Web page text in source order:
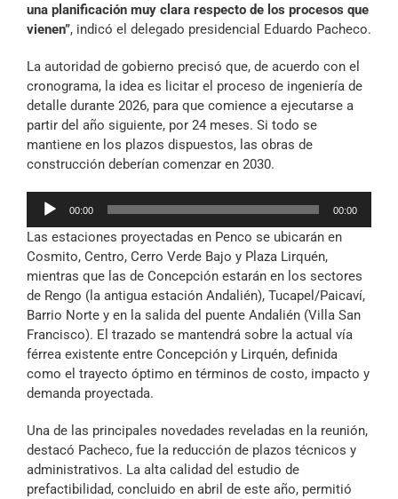
una planificación muy clara respecto de los procesos que
vienen”, indicó el delegado presidencial Eduardo Pacheco.
La autoridad de gobierno precisó que, de acuerdo con el
cronograma, la idea es licitar el proceso de ingeniería de
detalle durante 2026, para que comience a ejecutarse a
partir del año siguiente, por 24 meses. Si todo se
mantiene en los plazos dispuestos, las obras de
construcción deberían comenzar en 2030.
Reproductor
audio
00:00 00:00
Las estaciones proyectadas en Penco se ubicarán en
Cosmito, Centro, Cerro Verde Bajo y Plaza Lirquén,
mientras que las de Concepción estarán en los sectores
de Rengo (la antigua estación Andalién), Tucapel/Paicaví,
Barrio Norte y en la salida del puente Andalién (Villa San
Francisco). El trazado se mantendrá sobre la actual vía
férrea existente entre Concepción y Lirquén, definida
como el trayecto óptimo en términos de costo, impacto y
demanda proyectada.
Una de las principales novedades reveladas en la reunión,
destacó Pacheco, fue la reducción de plazos técnicos y
administrativos. La alta calidad del estudio de
prefactibilidad, concluido en abril de este año, permitió